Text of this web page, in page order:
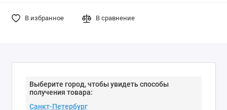
В избранное В сравнение
Выберите город, чтобы увидеть способы
получения товара: